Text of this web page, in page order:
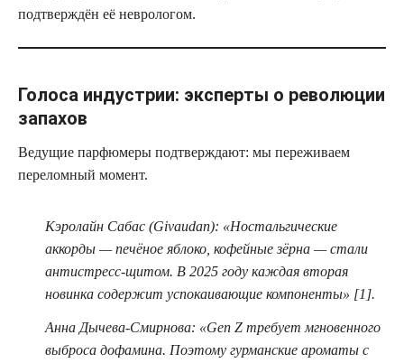
подтверждён её неврологом.
Голоса индустрии: эксперты о революции
запахов
Ведущие парфюмеры подтверждают: мы переживаем
переломный момент.
Кэролайн Сабас (Givaudan): «Ностальгические
аккорды — печёное яблоко, кофейные зёрна — стали
антистресс-щитом. В 2025 году каждая вторая
новинка содержит успокаивающие компоненты» [1].
Анна Дычева-Смирнова: «Gen Z требует мгновенного
выброса дофамина. Поэтому гурманские ароматы с